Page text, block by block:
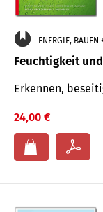
ENERGIE, BAUEN
Feuchtigkeit
Erkennen,
24,00 €